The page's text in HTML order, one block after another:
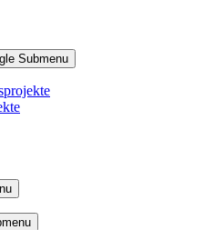
Submenu